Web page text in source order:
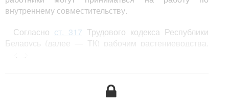
внутреннему совместительству.
Согласно ст. 317 Трудового кодекса Республики
Беларусь (далее — ТК) рабочим растениеводства,
при котором наниматель вправе: